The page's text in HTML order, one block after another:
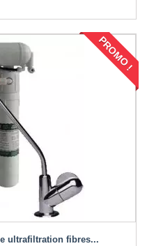
PROMO !
ultrafiltration fibres...